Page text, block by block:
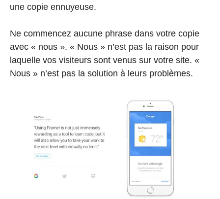
une copie ennuyeuse.
Ne commencez aucune phrase dans votre copie
avec « nous ». « Nous » n’est pas la raison pour
laquelle vos visiteurs sont venus sur votre site. «
Nous » n’est pas la solution à leurs problèmes.